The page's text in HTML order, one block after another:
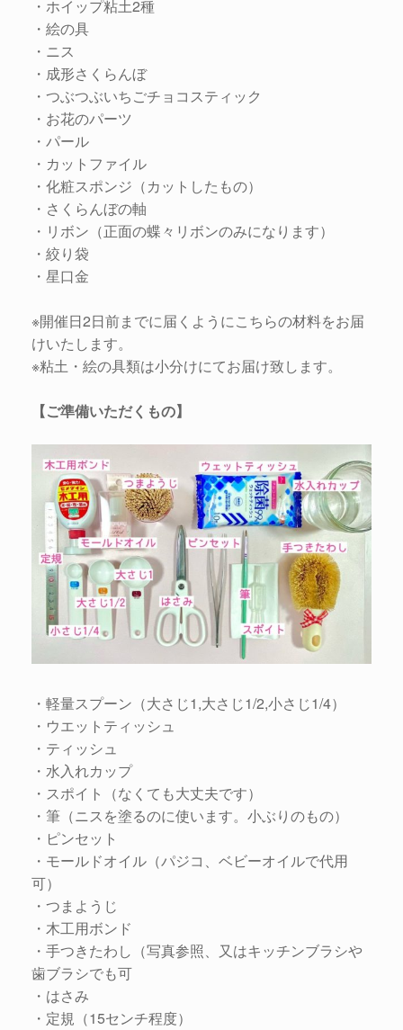
・ホイップ粘土2種
・絵の具
・ニス
・成形さくらんぼ
・つぶつぶいちごチョコスティック
・お花のパーツ
・パール
・カットファイル
・化粧スポンジ（カットしたもの）
・さくらんぼの軸
・リボン（正面の蝶々リボンのみになります）
・絞り袋
・星口金
※開催日2日前までに届くようにこちらの材料をお届
けいたします。
※粘土・絵の具類は小分けにてお届け致します。
【ご準備いただくもの】
・軽量スプーン（大さじ1,大さじ1/2,小さじ1/4）
・ウエットティッシュ
・ティッシュ
・水入れカップ
・スポイト（なくても大丈夫です）
・筆（ニスを塗るのに使います。小ぶりのもの）
・ピンセット
・モールドオイル（パジコ、ベビーオイルで代用
可）
・つまようじ
・木工用ボンド
・手つきたわし（写真参照、又はキッチンブラシや
歯ブラシでも可
・はさみ
・定規（15センチ程度）